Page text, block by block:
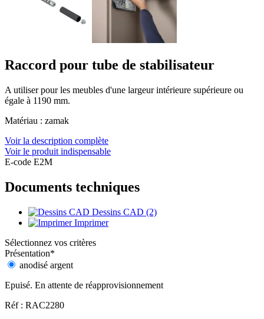
Raccord pour tube de stabilisateur
A utiliser pour les meubles d'une largeur intérieure supérieure ou
égale à 1190 mm.
Matériau : zamak
Voir la description complète
Voir le produit indispensable
E-code E2M
Documents techniques
Dessins CAD (2)
Imprimer
Sélectionnez vos critères
Présentation*
anodisé argent
Epuisé. En attente de réapprovisionnement
Réf : RAC2280